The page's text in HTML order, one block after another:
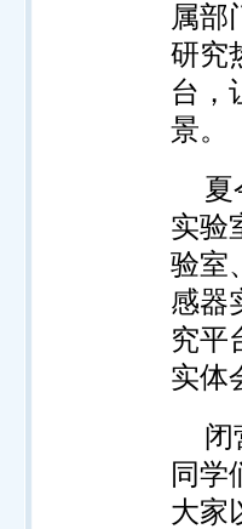
属部
研究
台，
景。
夏
实验
验室
感器
究平
实体
闭
同学
大家